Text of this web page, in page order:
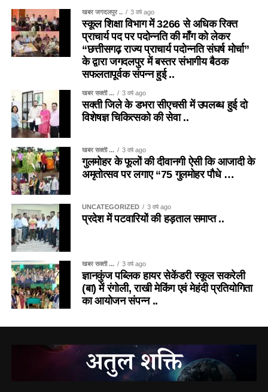
खबर जगदलपुर .. 3 वर्ष ago
स्कूल शिक्षा विभाग में 3266 से अधिक रिक्त
प्राचार्य पद पर पदोन्नति की माँग को लेकर
“छत्तीसगढ़ राज्य प्राचार्य पदोन्नति संघर्ष मोर्चा”
के द्वारा जगदलपुर में बस्तर संभागीय बैठक
सफलतापूर्वक संपन्न हुई ..
खबर सक्ती ... 3 वर्ष ago
सक्ती जिले के डभरा सीएचसी में उपलब्ध हुई दो
विशेषज्ञ चिकित्सको की सेवा ..
खबर सक्ती ... 3 वर्ष ago
गुलमोहर के फूलों की दीवानगी ऐसी कि आजादी के
अमृतोत्सव पर लगाए “75 गुलमोहर पौधे …
UNCATEGORIZED 3 वर्ष ago
प्रदेश में पटवारियों की हड़ताल समाप्त ..
खबर सक्ती ... 3 वर्ष ago
ज्ञानकुंज पब्लिक हायर सेकेंडरी स्कूल सकरेली
(बा) में रंगोली, राखी मेकिंग एवं मेहंदी प्रतियोगिता
का आयोजन संपन्न ..